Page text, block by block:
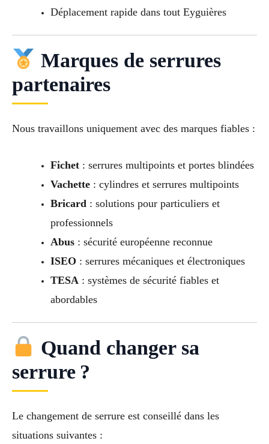
Déplacement rapide dans tout Eyguières
Marques de serrures
partenaires
Nous travaillons uniquement avec des marques fiables :
Fichet: serrures multipoints et portes blindées
Vachette: cylindres et serrures multipoints
Bricard : solutions pour particuliers et
professionnels
Abus: sécurité européenne reconnue
ISEO : serrures mécaniques et électroniques
TESA : systèmes de sécurité fiables et
abordables
Quand changer sa
serrure ?
Le changement de serrure est conseillé dans les
situations suivantes :